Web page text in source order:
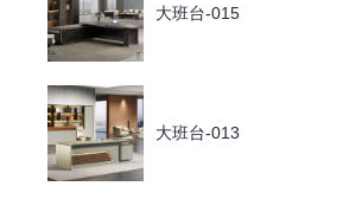
大班台-015
大班台-013